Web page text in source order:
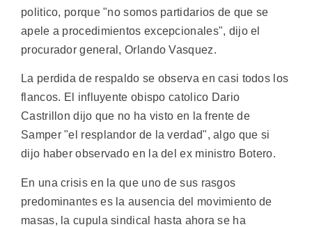
politico, porque "no somos partidarios de que se
apele a procedimientos excepcionales", dijo el
procurador general, Orlando Vasquez.
La perdida de respaldo se observa en casi todos los
flancos. El influyente obispo catolico Dario
Castrillon dijo que no ha visto en la frente de
Samper "el resplandor de la verdad", algo que si
dijo haber observado en la del ex ministro Botero.
En una crisis en la que uno de sus rasgos
predominantes es la ausencia del movimiento de
masas, la cupula sindical hasta ahora se ha